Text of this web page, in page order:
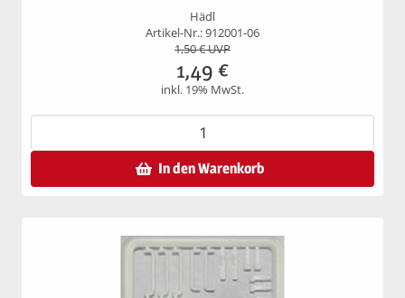
Hädl
Artikel-Nr.: 912001-06
1,50€ UVP
1,49 €
inkl. 19% MwSt.
In den Warenkorb